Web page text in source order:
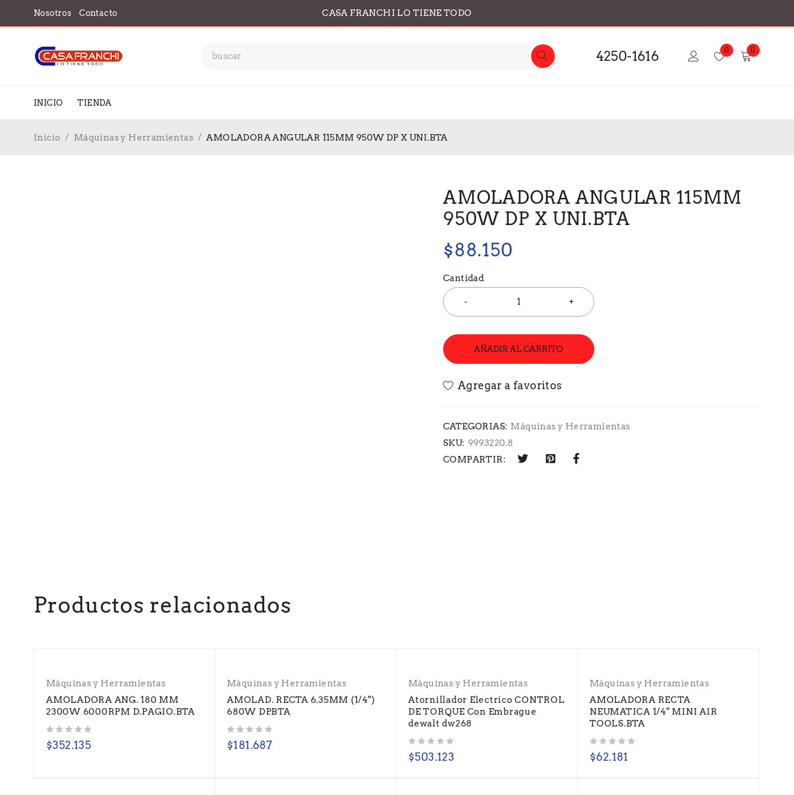
Nosotros Contacto CASA FRANCHI LO TIENE TODO
4250-1616 0 0
INICIO TIENDA
Inicio / Máquinas y Herramientas / AMOLADORA ANGULAR 115MM 950W DP X UNI.BTA
AMOLADORA ANGULAR 115MM
950W DP X UNI.BTA
$88.150
Cantidad
AÑADIR AL CARRITO
CATEGORIAS: Máquinas y Herramientas
SKU: 9993220.8
COMPARTIR:
Productos relacionados
Máquinas y Herramientas
AMOLADORA ANG. 180 MM
2300W 6000RPM D.PAGIO.BTA
$352.135
Máquinas y Herramientas
AMOLAD. RECTA 6.35MM (1/4")
680W DP.BTA
$181.687
Máquinas y Herramientas
Atornillador Electrico CONTROL
DE TORQUE Con Embrague
dewalt dw268
$503.123
Máquinas y Herramientas
AMOLADORA RECTA
NEUMATICA 1/4" MINI AIR
TOOLS.BTA
$62.181